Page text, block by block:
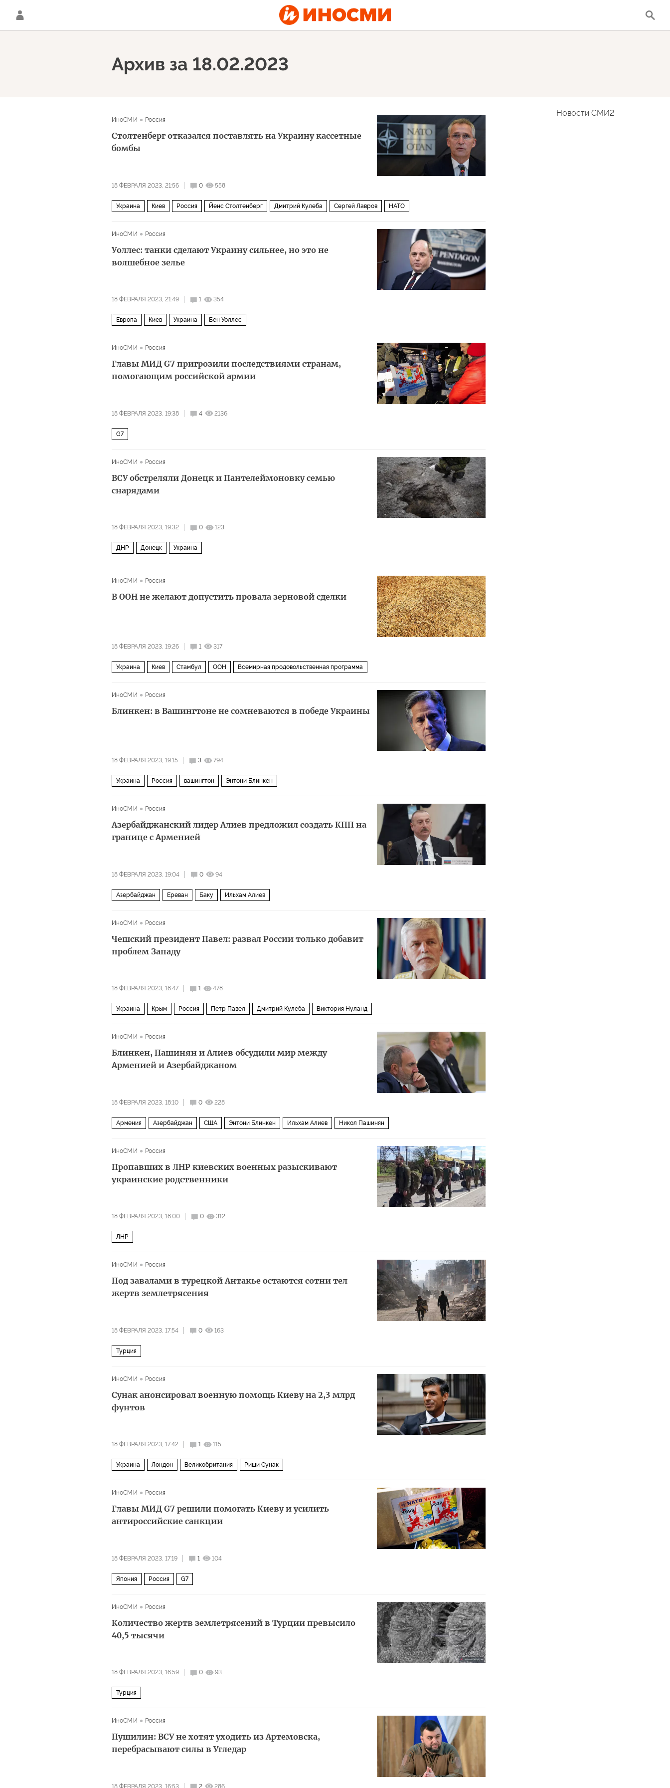
Архив за 18.02.2023
ИноСМИ Россия
Столтенберг отказался поставлять на Украину кассетные
бомбы
18 ФЕВРАЛЯ 2023, 21:56 0 558
Украина Киев Россия Йенс Столтенберг Дмитрий Кулеба Сергей Лавров НАТО
ИноСМИ Россия
Уоллес: танки сделают Украину сильнее, но это не
волшебное зелье
18 ФЕВРАЛЯ 2023, 21:49 1 354
Европа Киев Украина Бен Уоллес
ИноСМИ Россия
Главы МИД G7 пригрозили последствиями странам,
помогающим российской армии
18 ФЕВРАЛЯ 2023, 19:38 4 2136
G7
ИноСМИ Россия
ВСУ обстреляли Донецк и Пантелеймоновку семью
снарядами
18 ФЕВРАЛЯ 2023, 19:32 0 123
ДНР Донецк Украина
ИноСМИ Россия
В ООН не желают допустить провала зерновой сделки
18 ФЕВРАЛЯ 2023, 19:26 1 317
Украина Киев Стамбул ООН Всемирная продовольственная программа
ИноСМИ Россия
Блинкен: в Вашингтоне не сомневаются в победе Украины
18 ФЕВРАЛЯ 2023, 19:15 3 794
Украина Россия вашингтон Энтони Блинкен
ИноСМИ Россия
Азербайджанский лидер Алиев предложил создать КПП на
границе с Арменией
18 ФЕВРАЛЯ 2023, 19:04 0 94
Азербайджан Ереван Баку Ильхам Алиев
ИноСМИ Россия
Чешский президент Павел: развал России только добавит
проблем Западу
18 ФЕВРАЛЯ 2023, 18:47 1 478
Украина Крым Россия Петр Павел Дмитрий Кулеба Виктория Нуланд
ИноСМИ Россия
Блинкен, Пашинян и Алиев обсудили мир между
Арменией и Азербайджаном
18 ФЕВРАЛЯ 2023, 18:10 0 228
Армения Азербайджан США Энтони Блинкен Ильхам Алиев Никол Пашинян
ИноСМИ Россия
Пропавших в ЛНР киевских военных разыскивают
украинские родственники
18 ФЕВРАЛЯ 2023, 18:00 0 312
ЛНР
ИноСМИ Россия
Под завалами в турецкой Антакье остаются сотни тел
жертв землетрясения
18 ФЕВРАЛЯ 2023, 17:54 0 163
Турция
ИноСМИ Россия
Сунак анонсировал военную помощь Киеву на 2,3 млрд
фунтов
18 ФЕВРАЛЯ 2023, 17:42 1 115
Украина Лондон Великобритания Риши Сунак
ИноСМИ Россия
Главы МИД G7 решили помогать Киеву и усилить
антироссийские санкции
18 ФЕВРАЛЯ 2023, 17:19 1 104
Япония Россия G7
ИноСМИ Россия
Количество жертв землетрясений в Турции превысило
40,5 тысячи
18 ФЕВРАЛЯ 2023, 16:59 0 93
Турция
ИноСМИ Россия
Пушилин: ВСУ не хотят уходить из Артемовска,
перебрасывают силы в Угледар
18 ФЕВРАЛЯ 2023, 16:53 2 286
Новости СМИ2